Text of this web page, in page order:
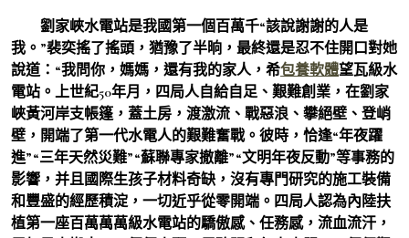
劉家峽水電站是我國第一個百萬千“該說謝謝的人是
我。”裴奕搖了搖頭，猶豫了半晌，最終還是忍不住開口對她
說道：“我問你，媽媽，還有我的家人，希包養軟體望瓦級水
電站。上世紀50年月，四局人自給自足、艱難創業，在劉家
峽黃河岸支帳篷，蓋土房，渡激流、戰惡浪、攀絕壁、登峭
壁，開端了第一代水電人的艱難奮戰。彼時，恰逢“年夜躍
進”“三年天然災難”“蘇聯專家撤離”“文明年夜反動”等事務的
影響，并且國際生孩子材料奇缺，沒有專門研究的施工裝備
和豐盛的經歷積淀，一切近乎從零開端。四局人認為內陸扶
植第一座百萬萬萬級水電站的驕傲感、任務感，流血流汗，